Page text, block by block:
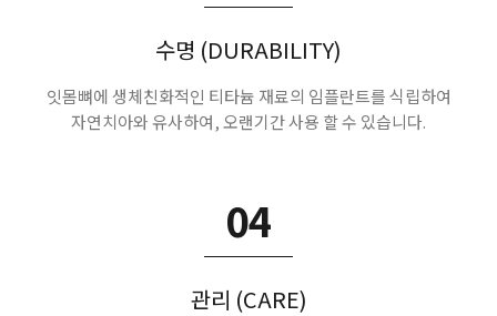
수명 (DURABILITY)
잇몸뼈에 생체친화적인 티타늄 재료의 임플란트를 식립하여
자연치아와 유사하여, 오랜기간 사용 할 수 있습니다.
04
관리 (CARE)